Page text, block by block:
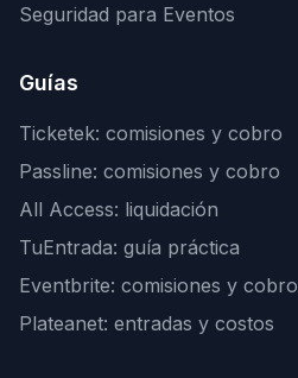
Seguridad para Eventos
Guías
Ticketek: comisiones y cobro
Passline: comisiones y cobro
All Access: liquidación
TuEntrada: guía práctica
Eventbrite: comisiones y cobro
Plateanet: entradas y costos